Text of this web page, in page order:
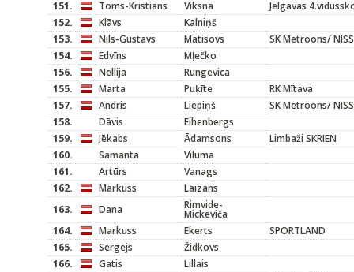
151. Toms-Kristians Viksna
Jelgavas
152.
Klāvs
Kalniņš
153.
Nils-Gustavs Matisovs
SK Metroons/
154.
Edvīns
Mļečko
156.
Nellija
Rungevica
155.
Marta Puķīte
RK Mītava
157.
Andris Liepiņš
SK Metroons/
158.
Dāvis
Eihenbergs
159.
Jēkabs Ādamsons
Limbaži SKRIEN
160.
Samanta
Viluma
161.
Artūrs
Vanags
162.
Markuss
Laizans
163.
Dana Rimvide-
Mickeviča
164.
Markuss Ekerts
SPORTLAND
165.
Sergejs
Židkovs
166.
Gatis
Lillais